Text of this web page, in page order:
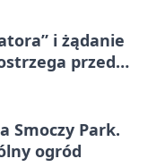
i żądanie
przed
Smoczy Park.
ogród